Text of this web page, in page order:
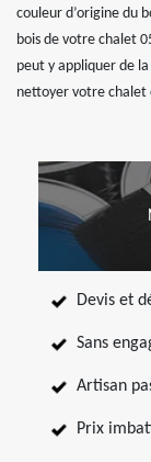
couleur d’origine du
bois de votre chalet
peut y appliquer de
nettoyer votre chalet
Devis et
Sans
Artisan
Prix